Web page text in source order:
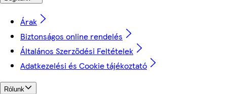
Árak
Biztonságos online rendelés
Általános Szerződési Feltételek
Adatkezelési és Cookie tájékoztató
Rólunk